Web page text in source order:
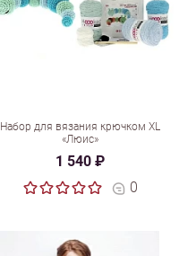
Набор для вязания крючком XL
«Люис»
1 540 ₽
0